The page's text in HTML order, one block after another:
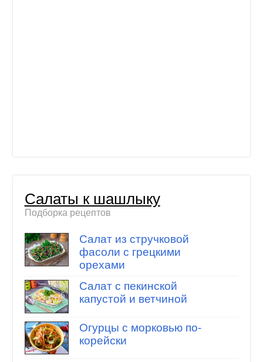
Салаты к шашлыку
Подборка рецептов
Салат из стручковой
фасоли с грецкими
орехами
Салат с пекинской
капустой и ветчиной
Огурцы с морковью по-
корейски